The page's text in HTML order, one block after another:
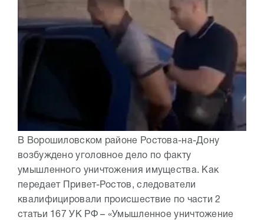
В Ворошиловском районе Ростова-на-Дону
возбуждено уголовное дело по факту
умышленного уничтожения имущества. Как
передает Привет-Ростов, следователи
квалифицировали происшествие по части 2
статьи 167 УК РФ – «Умышленное уничтожение